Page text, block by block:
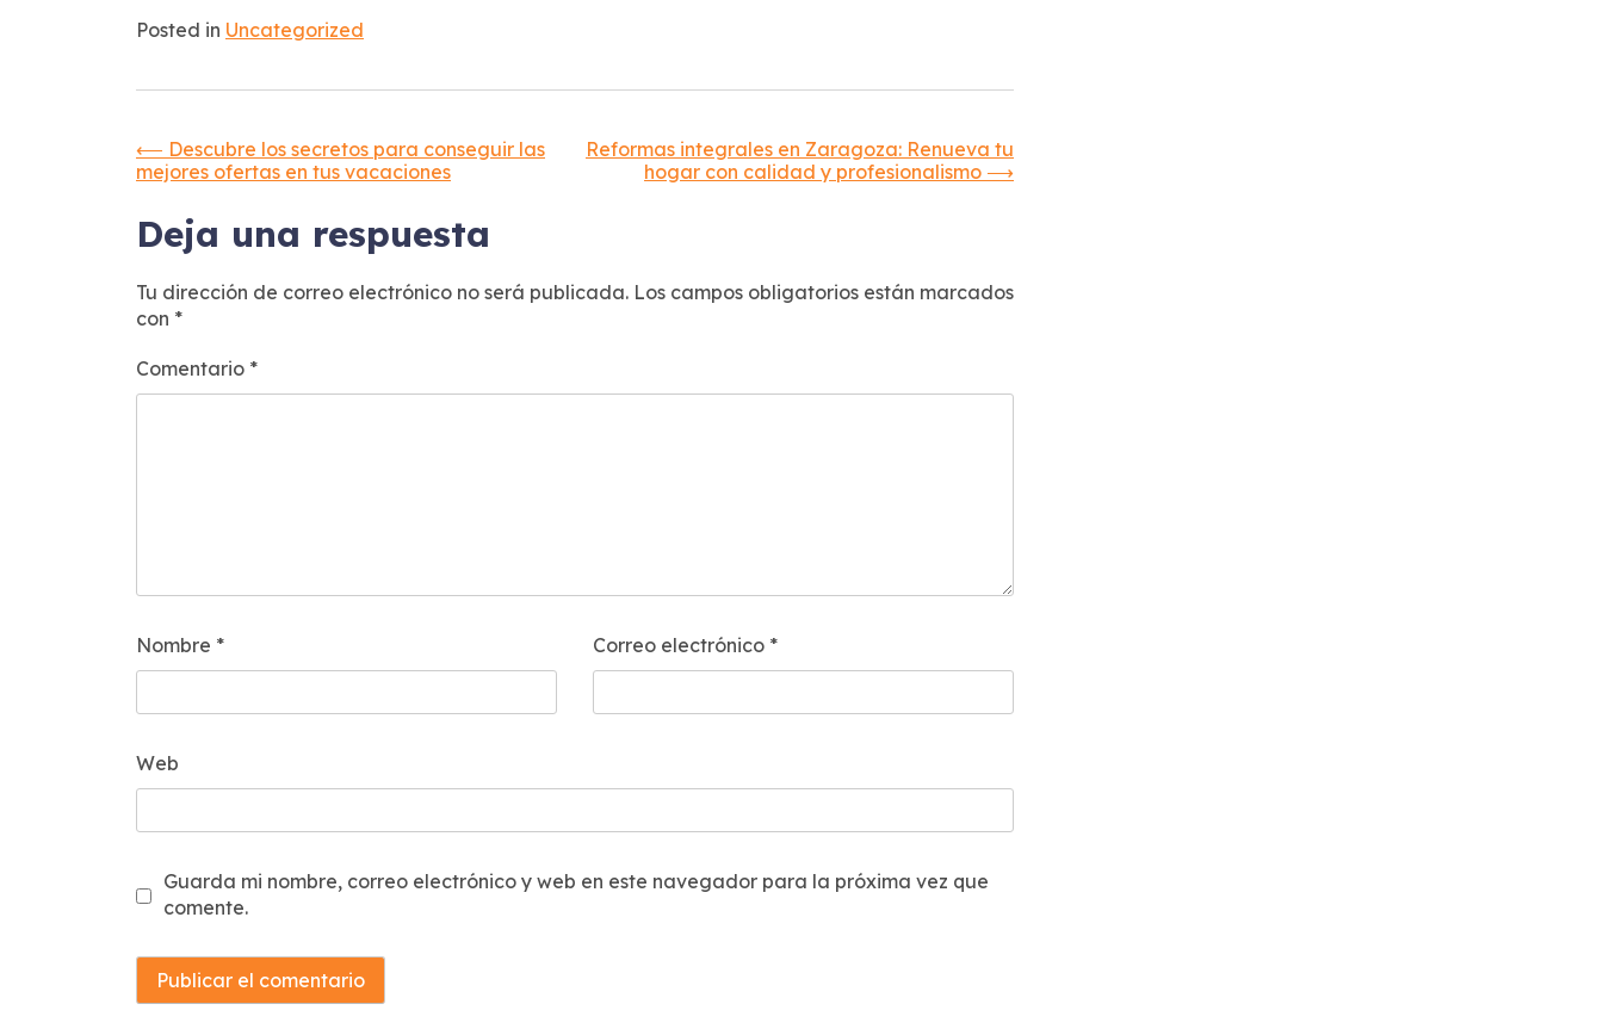
Posted in Uncategorized
Navegación
de
entradas
⟵ Descubre los secretos para conseguir las
mejores ofertas en tus vacaciones
Reformas integrales en Zaragoza: Renueva tu
hogar con calidad y profesionalismo ⟶
Deja una respuesta
Tu dirección de correo electrónico no será publicada. Los campos obligatorios están marcados
con *
Comentario *
Nombre * Correo electrónico *
Web
Guarda mi nombre, correo electrónico y web en este navegador para la próxima vez que
comente.